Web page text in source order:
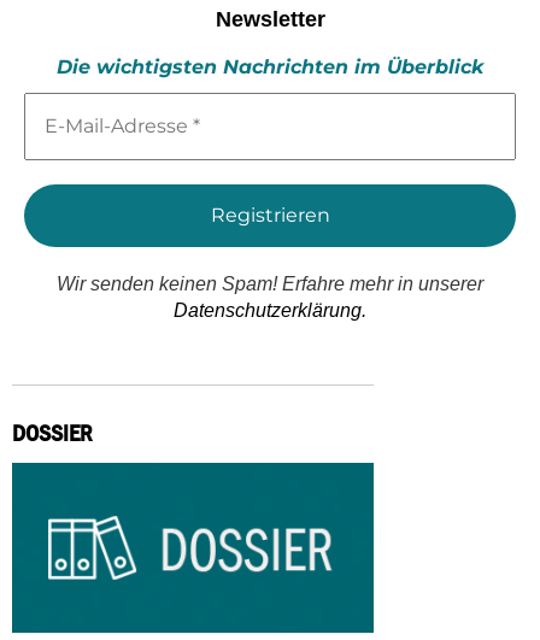
Newsletter
Die wichtigsten Nachrichten im Überblick
Mail-
*
Wir senden keinen Spam! Erfahre mehr in unserer
Datenschutzerklärung.
DOSSIER